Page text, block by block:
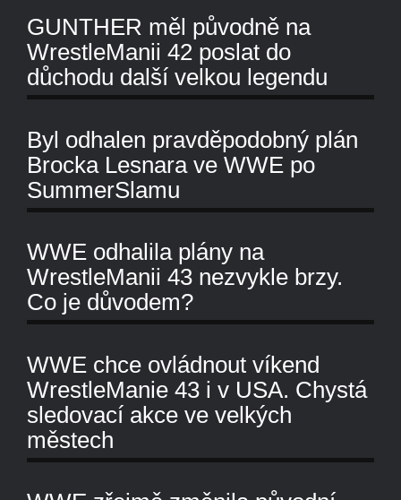
GUNTHER měl původně na
WrestleManii 42 poslat do
důchodu další velkou legendu
Byl odhalen pravděpodobný plán
Brocka Lesnara ve WWE po
SummerSlamu
WWE odhalila plány na
WrestleManii 43 nezvykle brzy.
Co je důvodem?
WWE chce ovládnout víkend
WrestleManie 43 i v USA. Chystá
sledovací akce ve velkých
městech